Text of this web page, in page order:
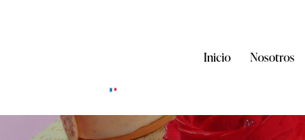
Inicio Nosotros